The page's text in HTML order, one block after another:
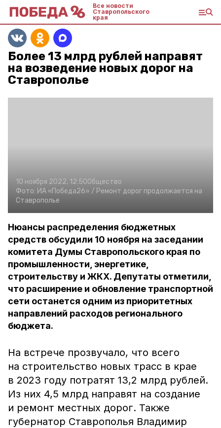
Все новости
Ставропольского
края
Более 13 млрд рублей направят
на возведение новых дорог на
Ставрополье
10 ноября 2022, 12:50Общество
Фото: ИА «Победа26» / Ремонт дорог продолжается на
Ставрополье
Нюансы распределения бюджетных
средств обсудили 10 ноября на заседании
комитета Думы Ставропольского края по
промышленности, энергетике,
строительству и ЖКХ. Депутаты отметили,
что расширение и обновление транспортной
сети останется одним из приоритетных
направлений расходов регионального
бюджета.
На встрече прозвучало, что всего
на строительство новых трасс в крае
в 2023 году потратят 13,2 млрд рублей.
Из них 4,5 млрд направят на создание
и ремонт местных дорог. Также
губернатор Ставрополья Владимир